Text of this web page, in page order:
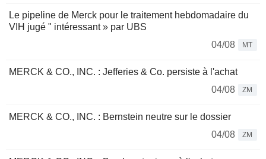
Le pipeline de Merck pour le traitement hebdomadaire du
VIH jugé " intéressant » par UBS
04/08
MT
MERCK & CO., INC. : Jefferies & Co. persiste à l'achat
04/08
ZM
MERCK & CO., INC. : Bernstein neutre sur le dossier
04/08
ZM